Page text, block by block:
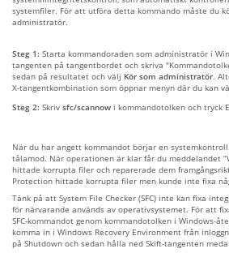
systemfiler. För att utföra detta kommando måste du
administratör.
Steg 1: Starta kommandoraden som administratör i
tangenten på tangentbordet och skriva
sedan på resultatet och välj Kör som administratör.
X-tangentkombination som öppnar menyn där du kan
Steg 2: Skriv sfc/scannow i kommandotolken och tryck
När du har angett kommandot börjar en
tålamod. När operationen är klar får du meddelandet
hittade korrupta filer och reparerade dem
Protection hittade korrupta filer men kunde inte fixa
Tänk på att System File Checker (SFC) inte kan fixa
för närvarande används av operativsystemet. För att
SFC-kommandot genom kommandotolken i Windows-
komma in i Windows Recovery Environment från
på Shutdown och sedan hålla ned Skift-tangenten